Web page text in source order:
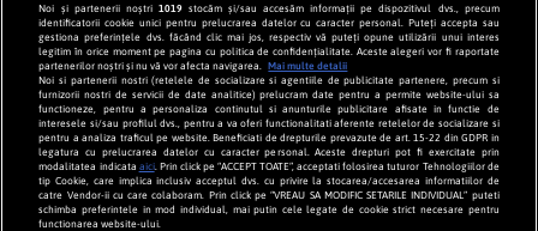
Ovulatie
Nastere
Calculator
Greutate Sarcina
Nume
Copii
Noi și partenerii noștri 1019stocăm și/sau accesăm informații pe dispozitivul dvs., precum
identificatorii cookie unici pentru prelucrarea datelor cu caracter personal. Puteți accepta sau
gestiona preferințele dvs. făcând clic mai jos, respectiv vă puteți opune utilizării unui interes
legitim în orice moment pe pagina cu politica de confidențialitate. Aceste alegeri vor fi raportate
partenerilor noștri și nu vă vor afecta navigarea.
Mai multe detalii
Noi si partenerii nostri (retelele de socializare si agentiile de publicitate partenere, precum si
furnizorii nostri de servicii de date analitice) prelucram date pentru a permite website-ului sa
functioneze, pentru a personaliza continutul si anunturile publicitare afisate in functie de
interesele si/sau profilul dvs., pentru a va oferi functionalitati aferente retelelor de socializare si
pentru a analiza traficul pe website. Beneficiati de drepturile prevazute de art. 15-22 din GDPR in
legatura cu prelucrarea datelor cu caracter personal. Aceste drepturi pot fi exercitate prin
modalitatea indicata aici. Prin click pe “ACCEPT TOATE”, acceptati folosirea tuturor Tehnologiilor de
tip Cookie, care implica inclusiv acceptul dvs. cu privire la stocarea/accesarea informatiilor de
catre Vendor-ii cu care colaboram. Prin click pe “VREAU SA MODIFIC SETARILE INDIVIDUAL” puteti
schimba preferintele in mod individual, mai putin cele legate de cookie strict necesare pentru
functionarea website-ului.